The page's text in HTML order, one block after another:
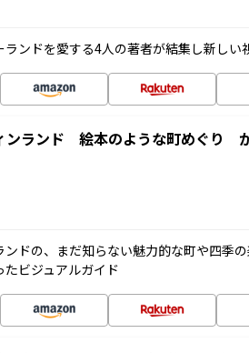
ランドを愛する4人の著者が結集し新しい
ンランド 絵本のような町めぐり
ドの、まだ知らない魅力的な町や四季
ビジュアルガイド